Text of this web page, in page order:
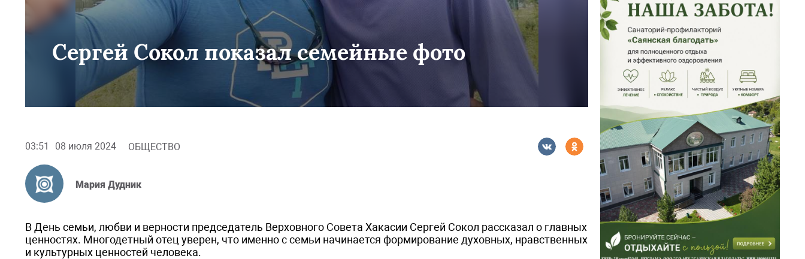
Сергей Сокол показал семейные фото
03:51 08 июля 2024 ОБЩЕСТВО
Мария Дудник
В День семьи, любви и верности председатель Верховного Совета Хакасии Сергей Сокол рассказал о главных
ценностях. Многодетный отец уверен, что именно с семьи начинается формирование духовных, нравственных
и культурных ценностей человека.